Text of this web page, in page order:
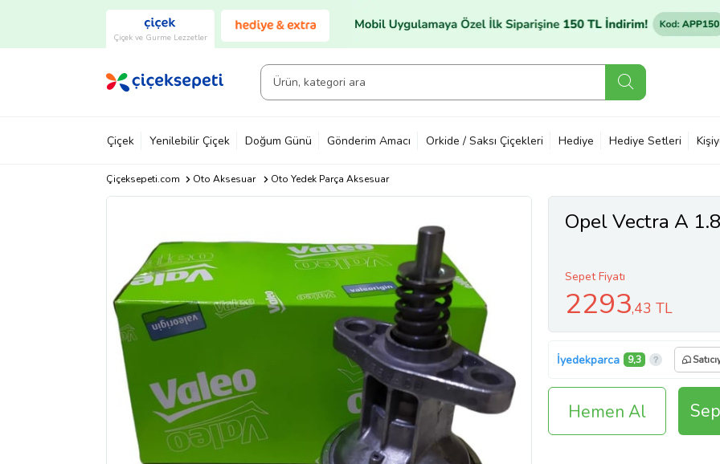
Çiçek ve Gurme Lezzetler
Çiçek Yenilebilir Çiçek Doğum Günü Gönderim Amacı Orkide / Saksı Çiçekleri Hediye Hediye Setleri
Çiçeksepeti.com Oto Aksesuar Oto Yedek Parça Aksesuar
Opel Vectra A
Sepet Fiyatı
2293,43 TL
İyedekparca 9,3
Hemen Al